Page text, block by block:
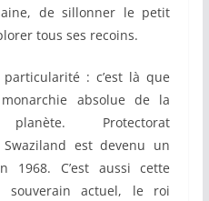
de sillonner le petit
tous ses recoins.
: c’est là que
absolue de la
planète. Protectorat
est devenu un
1968. C’est aussi cette
actuel, le roi